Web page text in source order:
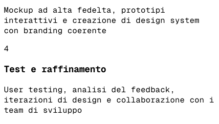
Mockup ad alta fedelta, prototipi
interattivi e creazione di design system
con branding coerente
4
Test e raffinamento
User testing, analisi del feedback,
iterazioni di design e collaborazione con i
team di sviluppo